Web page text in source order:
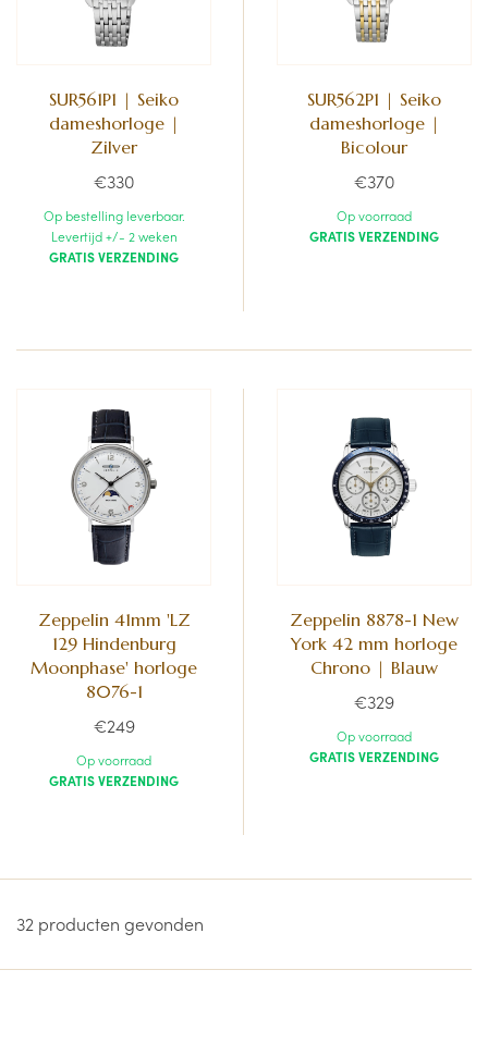
SUR561P1 | Seiko
dameshorloge |
Zilver
€330
Op bestelling leverbaar.
Levertijd +/- 2 weken
GRATIS VERZENDING
SUR562P1 | Seiko
dameshorloge |
Bicolour
€370
Op voorraad
GRATIS VERZENDING
Zeppelin 41mm 'LZ
129 Hindenburg
Moonphase' horloge
8076-1
€249
Op voorraad
GRATIS VERZENDING
Zeppelin 8878-1 New
York 42 mm horloge
Chrono | Blauw
€329
Op voorraad
GRATIS VERZENDING
32 producten gevonden